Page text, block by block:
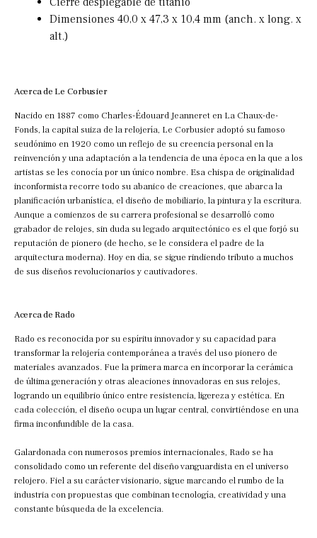
Dimensiones 40,0 x 47,3 x 10,4 mm (anch. x long. x
alt.)
Acerca de Le Corbusier
Nacido en 1887 como Charles-Édouard Jeanneret en La Chaux-de-
Fonds, la capital suiza de la relojería, Le Corbusier adoptó su famoso
seudónimo en 1920 como un reflejo de su creencia personal en la
reinvención y una adaptación a la tendencia de una época en la que a los
artistas se les conocía por un único nombre. Esa chispa de originalidad
inconformista recorre todo su abanico de creaciones, que abarca la
planificación urbanística, el diseño de mobiliario, la pintura y la escritura.
Aunque a comienzos de su carrera profesional se desarrolló como
grabador de relojes, sin duda su legado arquitectónico es el que forjó su
reputación de pionero (de hecho, se le considera el padre de la
arquitectura moderna). Hoy en día, se sigue rindiendo tributo a muchos
de sus diseños revolucionarios y cautivadores.
Acerca de Rado
Rado es reconocida por su espíritu innovador y su capacidad para
transformar la relojería contemporánea a través del uso pionero de
materiales avanzados. Fue la primera marca en incorporar la cerámica
de última generación y otras aleaciones innovadoras en sus relojes,
logrando un equilibrio único entre resistencia, ligereza y estética. En
cada colección, el diseño ocupa un lugar central, convirtiéndose en una
firma inconfundible de la casa.
Galardonada con numerosos premios internacionales, Rado se ha
consolidado como un referente del diseño vanguardista en el universo
relojero. Fiel a su carácter visionario, sigue marcando el rumbo de la
industria con propuestas que combinan tecnología, creatividad y una
constante búsqueda de la excelencia.